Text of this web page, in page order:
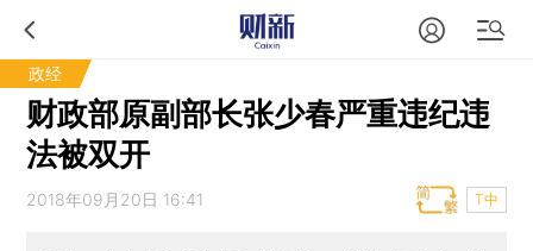
政经
财政部原副部长张少春严重违纪违
法被双开
2018年09月20日 16:41 T中